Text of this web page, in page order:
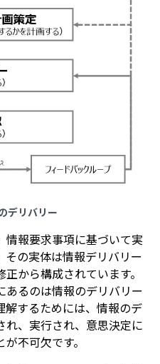
デリバリー
情報要求事項に基づいて実
の実体は情報デリバリー
から構成されています。
るのは情報のデリバリー
解するためには、情報のデ
れ、実行され、意思決定に
不可欠です。